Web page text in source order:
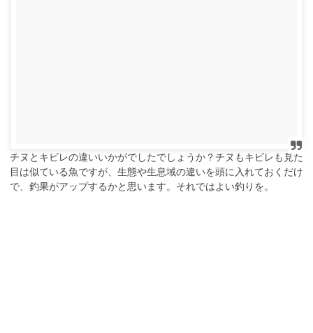
チヌとキビレの違いいかがでしたでしょうか？チヌもキビレも見た
目は似ている魚ですが、生態や生息域の違いを頭に入れておくだけ
で、釣果がアップするかと思います。それではよい釣りを。